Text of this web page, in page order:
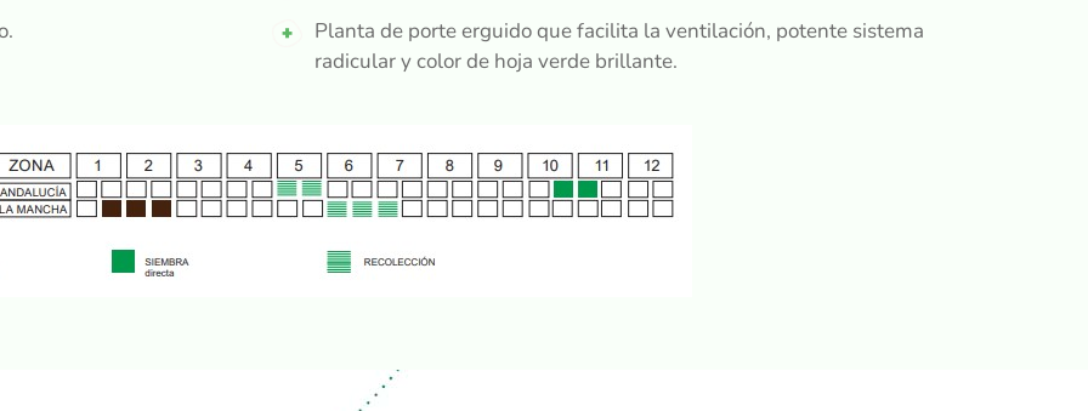
Planta de porte erguido que facilita la ventilación, potente sistema
radicular y color de hoja verde brillante.